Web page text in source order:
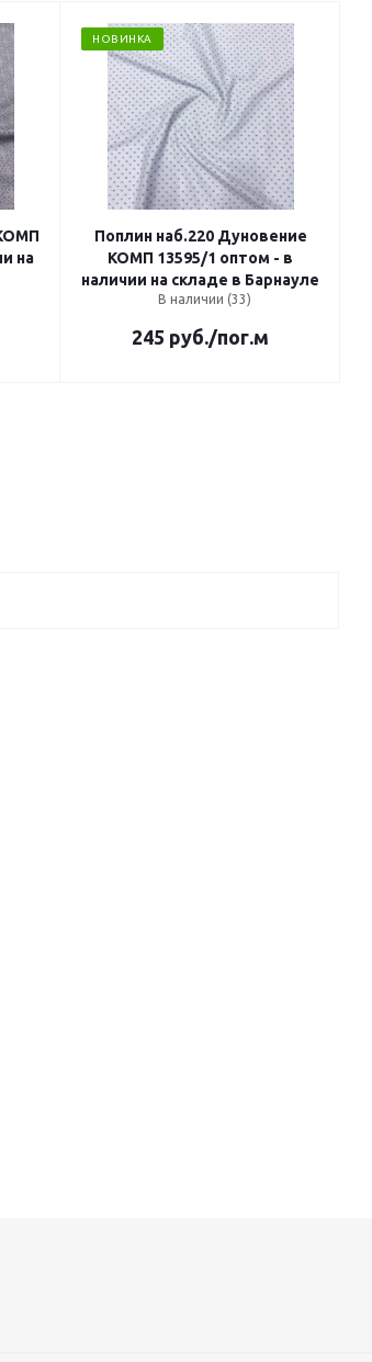
на
НОВИНКА
Поплин наб.220 Дуновение
КОМП 13595/1 оптом - в
наличии на складе в Барнауле
В наличии (33)
245 руб./пог.м